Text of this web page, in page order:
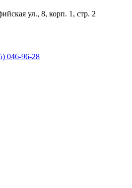
ул., 8, корп. 1, стр. 2
046-96-28